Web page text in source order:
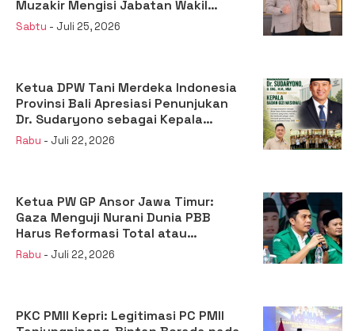
Muzakir Mengisi Jabatan Wakil
Menteri Pertanian RI
Sabtu - Juli 25, 2026
Ketua DPW Tani Merdeka Indonesia
Provinsi Bali Apresiasi Penunjukan
Dr. Sudaryono sebagai Kepala
Badan Gizi Nasional
Rabu - Juli 22, 2026
Ketua PW GP Ansor Jawa Timur:
Gaza Menguji Nurani Dunia PBB
Harus Reformasi Total atau
Kehilangan Legitimasi
Rabu - Juli 22, 2026
PKC PMII Kepri: Legitimasi PC PMII